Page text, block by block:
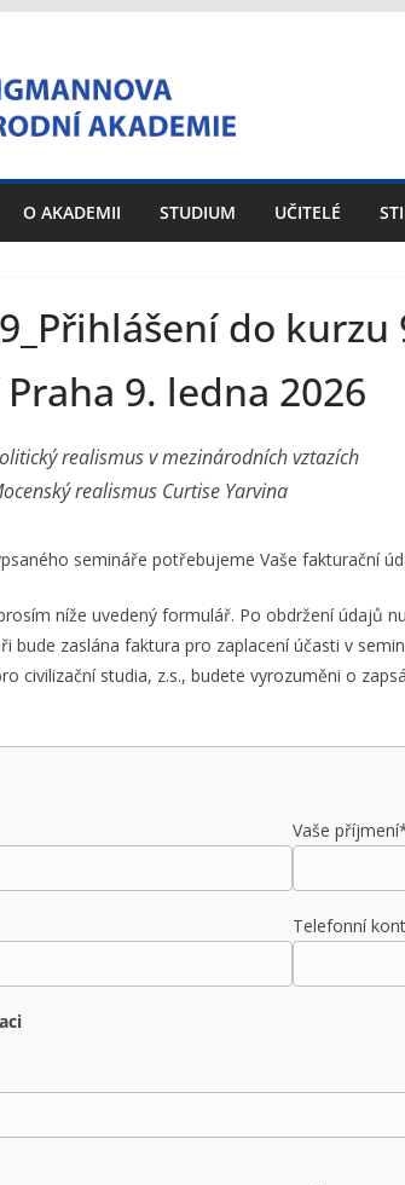
O AKADEMII STUDIUM UČITELÉ
do kurzu
9. ledna 2026
realismus v mezinárodních vztazích
realismus Curtise Yarvina
semináře potřebujeme Vaše fakturační
níže uvedený formulář. Po obdržení údajů
bude zaslána faktura pro zaplacení účasti v
civilizační studia, z.s., budete vyrozuměni o
Vaše
Telefonní